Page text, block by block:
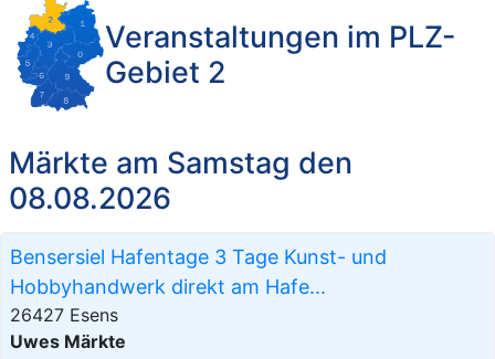
Veranstaltungen im PLZ-
Gebiet 2
Märkte am Samstag den
08.08.2026
Bensersiel Hafentage 3 Tage Kunst- und
Hobbyhandwerk direkt am Hafe...
26427 Esens
Uwes Märkte